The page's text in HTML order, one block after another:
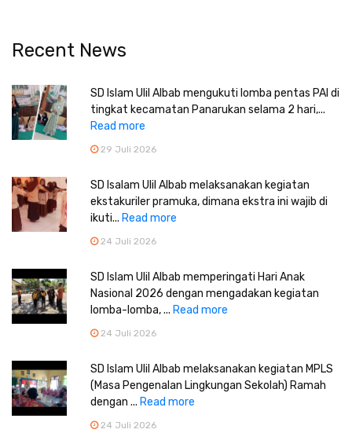
Recent News
SD Islam Ulil Albab mengukuti lomba pentas PAI di
tingkat kecamatan Panarukan selama 2 hari,...
Read more
29 Juli 2026
SD Isalam Ulil Albab melaksanakan kegiatan
ekstakuriler pramuka, dimana ekstra ini wajib di
ikuti... Read more
24 Juli 2026
SD Islam Ulil Albab memperingati Hari Anak
Nasional 2026 dengan mengadakan kegiatan
lomba-lomba, ... Read more
24 Juli 2026
SD Islam Ulil Albab melaksanakan kegiatan MPLS
(Masa Pengenalan Lingkungan Sekolah) Ramah
dengan ... Read more
24 Juli 2026